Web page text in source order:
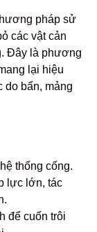
pháp sử
các vật cản
Đây là phương
lại hiệu
bẩn, mảng
thống cống.
lực lớn, tác
để cuốn trôi